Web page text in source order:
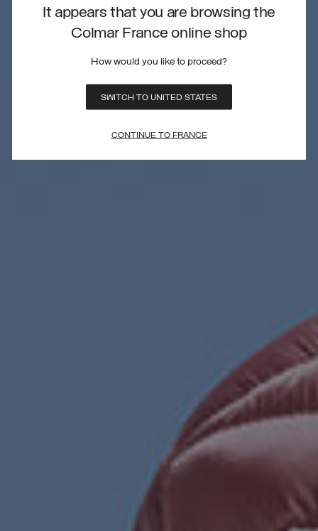
It appears that you are browsing the
Colmar France online shop
How would you like to proceed?
SWITCH TO UNITED STATES
CONTINUE TO FRANCE